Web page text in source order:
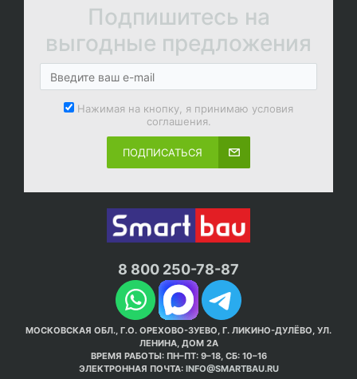
Подпишитесь на
выгодные предложения
Нажимая на кнопку, я принимаю условия
соглашения.
ПОДПИСАТЬСЯ
8 800 250-78-87
МОСКОВСКАЯ ОБЛ., Г.О. ОРЕХОВО-ЗУЕВО, Г. ЛИКИНО-ДУЛЁВО, УЛ.
ЛЕНИНА, ДОМ 2А
ВРЕМЯ РАБОТЫ: ПН–ПТ: 9–18, СБ: 10–16
ЭЛЕКТРОННАЯ ПОЧТА: INFO@SMARTBAU.RU